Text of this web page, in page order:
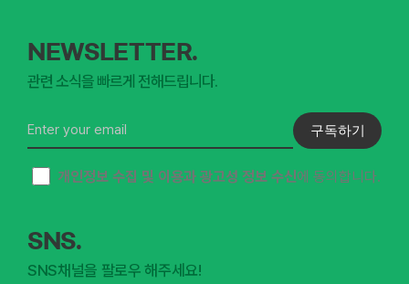
NEWSLETTER.
관련 소식을 빠르게 전해드립니다.
구독하기
개인정보 수집 및 이용과 광고성 정보 수신에 동의합니다.
SNS.
SNS채널을 팔로우 해주세요!